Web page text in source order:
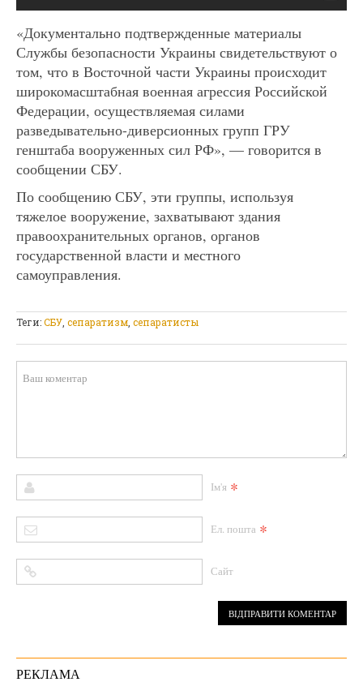
«Документально подтвержденные материалы
Службы безопасности Украины свидетельствуют о
том, что в Восточной части Украины происходит
широкомасштабная военная агрессия Российской
Федерации, осуществляемая силами
разведывательно-диверсионных групп ГРУ
генштаба вооруженных сил РФ», — говорится в
сообщении СБУ.
По сообщению СБУ, эти группы, используя
тяжелое вооружение, захватывают здания
правоохранительных органов, органов
государственной власти и местного
самоуправления.
Теги:СБУ сепаратизм сепаратисты
Ім'я *
Ел. пошта *
Сайт
РЕКЛАМА